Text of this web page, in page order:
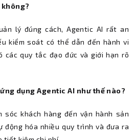
lý đúng cách, Agentic AI rất an
kiểm soát có thể dẫn đến hành vi
các quy tắc đạo đức và giới hạn rõ
dụng Agentic AI như thế nào?
sóc khách hàng đến vận hành sản
động hóa nhiều quy trình và đưa ra